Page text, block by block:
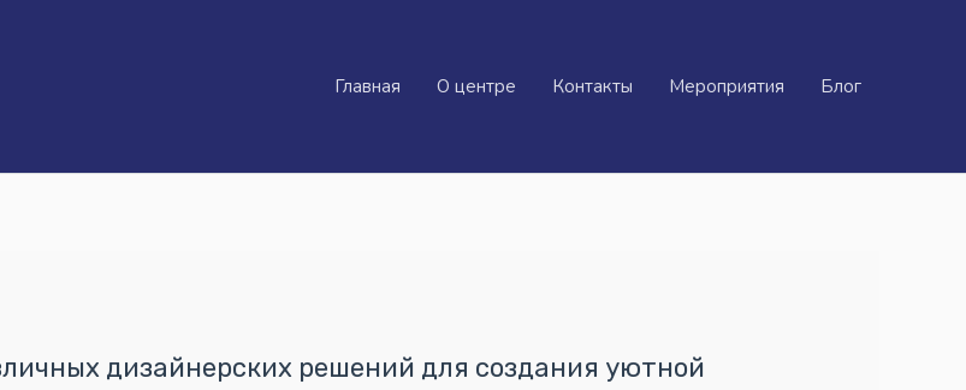
Главная О центре Контакты Мероприятия Блог
дизайнерских решений для создания уютной